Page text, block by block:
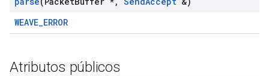
WEAVE_ERROR
Atributos públicos